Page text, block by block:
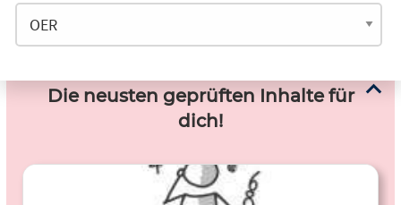
Die neusten geprüften Inhalte für
dich!